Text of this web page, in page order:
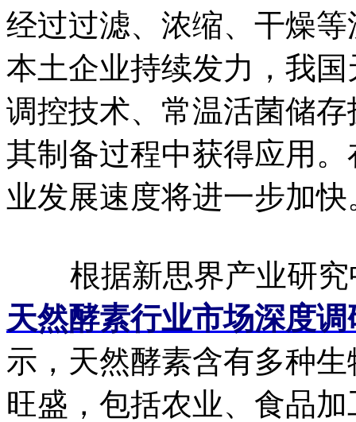
经过过滤、浓缩、干燥
本土企业持续发力，我
调控技术、常温活菌储
其制备过程中获得应用
业发展速度将进一步加快
根据新思界产业研究
天然酵素行业市场深度
示，天然酵素含有多种
旺盛，包括农业、食品